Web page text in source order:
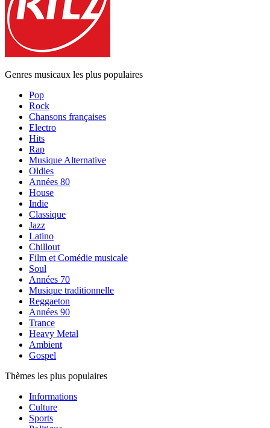
Genres musicaux les plus populaires
Pop
Rock
Chansons françaises
Electro
Hits
Rap
Musique Alternative
Oldies
Années 80
House
Indie
Classique
Jazz
Latino
Chillout
Film et Comédie musicale
Soul
Années 70
Musique traditionnelle
Reggaeton
Années 90
Trance
Heavy Metal
Ambient
Gospel
Thèmes les plus populaires
Informations
Culture
Sports